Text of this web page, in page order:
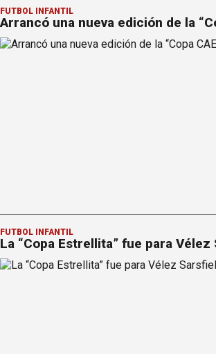
FÚTBOL INFANTIL
Arrancó una nueva edición de la
FÚTBOL INFANTIL
La “Copa Estrellita” fue para